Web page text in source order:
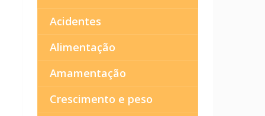
Acidentes
Alimentação
Amamentação
Crescimento e peso